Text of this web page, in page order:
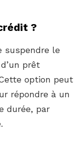
?
suspendre le
prêt
option peut
répondre à un
durée, par